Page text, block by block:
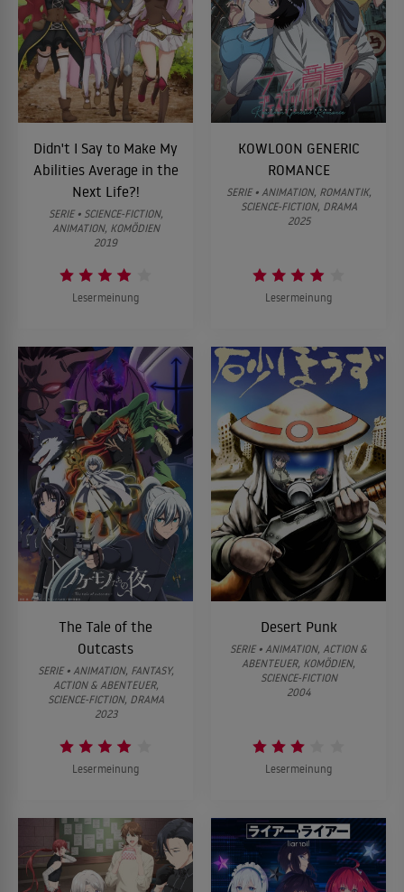
Didn't I Say to Make My
Abilities Average in the
Next Life?!
SERIE • SCIENCE-FICTION,
ANIMATION, KOMÖDIEN
2019
Lesermeinung
KOWLOON GENERIC
ROMANCE
SERIE • ANIMATION, ROMANTIK,
SCIENCE-FICTION, DRAMA
2025
Lesermeinung
The Tale of the
Outcasts
SERIE • ANIMATION, FANTASY,
ACTION & ABENTEUER,
SCIENCE-FICTION, DRAMA
2023
Lesermeinung
Desert Punk
SERIE • ANIMATION, ACTION &
ABENTEUER, KOMÖDIEN,
SCIENCE-FICTION
2004
Lesermeinung